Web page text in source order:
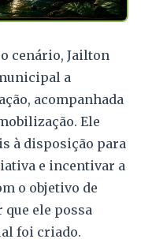
cenário, Jailton
a
acompanhada
Ele
à disposição para
e incentivar a
o objetivo de
ele possa
foi criado.